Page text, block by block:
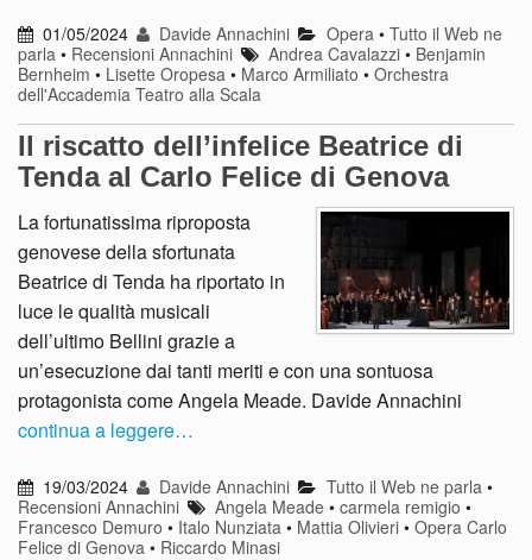
01/05/2024 Davide Annachini Opera • Tutto il Web ne
parla • Recensioni Annachini Andrea Cavalazzi • Benjamin
Bernheim • Lisette Oropesa • Marco Armiliato • Orchestra
dell'Accademia Teatro alla Scala
Il riscatto dell’infelice Beatrice di
Tenda al Carlo Felice di Genova
La fortunatissima riproposta
genovese della sfortunata
Beatrice di Tenda ha riportato in
luce le qualità musicali
dell’ultimo Bellini grazie a
un’esecuzione dai tanti meriti e con una sontuosa
protagonista come Angela Meade. Davide Annachini
continua a leggere…
19/03/2024 Davide Annachini Tutto il Web ne parla •
Recensioni Annachini
Angela Meade •carmela remigio •
Francesco Demuro • Italo Nunziata • Mattia Olivieri • Opera Carlo
Felice di Genova • Riccardo Minasi